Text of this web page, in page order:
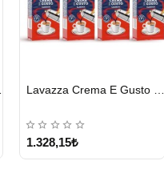
ml
GÖNDERİ
Lavazza Crema E Gusto Filtre Kahve 250 G X 4
1.328,15₺